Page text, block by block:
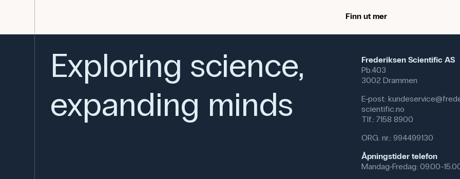
det også brukes som
I undervisningssammenheng
arbeidsflater under praktiske
er spesielt nyttig for aktiviteter
konsentrere seg om
I andre miljøer kan papiret
verksteder eller hobbyrom
smuss. Det brukes også i
dekke til undersøkelsesbord
Specifikationer
Finn ut mer
Exploring science,
expanding minds
Frederiksen Scientific AS
Pb.403
3002 Drammen
E-post:
scientific.no
Tlf.: 7158 8900
ORG. nr.: 994499130
Åpningstider telefon
Mandag-Fredag: 09.00-